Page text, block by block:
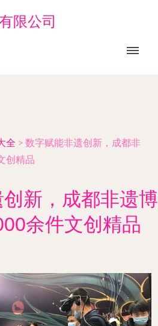
限公司
全 > 数字赋能非遗创新，成都非
创精品
新，成都非遗博
余件文创精品